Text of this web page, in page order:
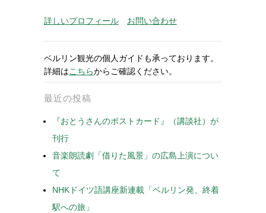
詳しいプロフィール お問い合わせ
ベルリン観光の個人ガイドも承っております。
詳細はこちらからご確認ください。
最近の投稿
『おとうさんのポストカード』（講談社）が
刊行
音楽朗読劇「借りた風景」の広島上演につい
て
NHKドイツ語講座新連載「ベルリン発、終着
駅への旅」